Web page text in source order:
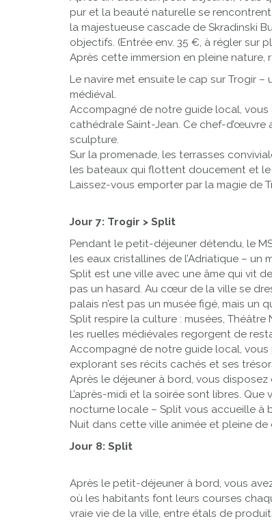
pur et la beauté naturelle se
la majestueuse cascade de Skradinski
objectifs. (Entrée env. 35 €, à régler sur
Après cette immersion en pleine nature,
Le navire met ensuite le cap sur Trogir
médiéval.
Accompagné de notre guide local,
cathédrale Saint-Jean. Ce chef-d’œuvre
sculpture.
Sur la promenade, les terrasses
les bateaux qui flottent doucement et le
Laissez-vous emporter par la magie de
Jour 7: Trogir > Split
Pendant le petit-déjeuner détendu, le
les eaux cristallines de l’Adriatique –
Split est une ville avec une âme qui vit
pas un hasard. Au cœur de la ville se
palais n’est pas un musée figé, mais un
Split respire la culture : musées,
les ruelles médiévales regorgent de
Accompagné de notre guide local, vous
explorant ses récits cachés et ses
Après le déjeuner à bord, vous
L’après-midi et la soirée sont libres.
nocturne locale – Split vous accueille à
Nuit dans cette ville animée et pleine de
Jour 8: Split
Après le petit-déjeuner à bord, vous
où les habitants font leurs courses
vraie vie de la ville, entre étals de